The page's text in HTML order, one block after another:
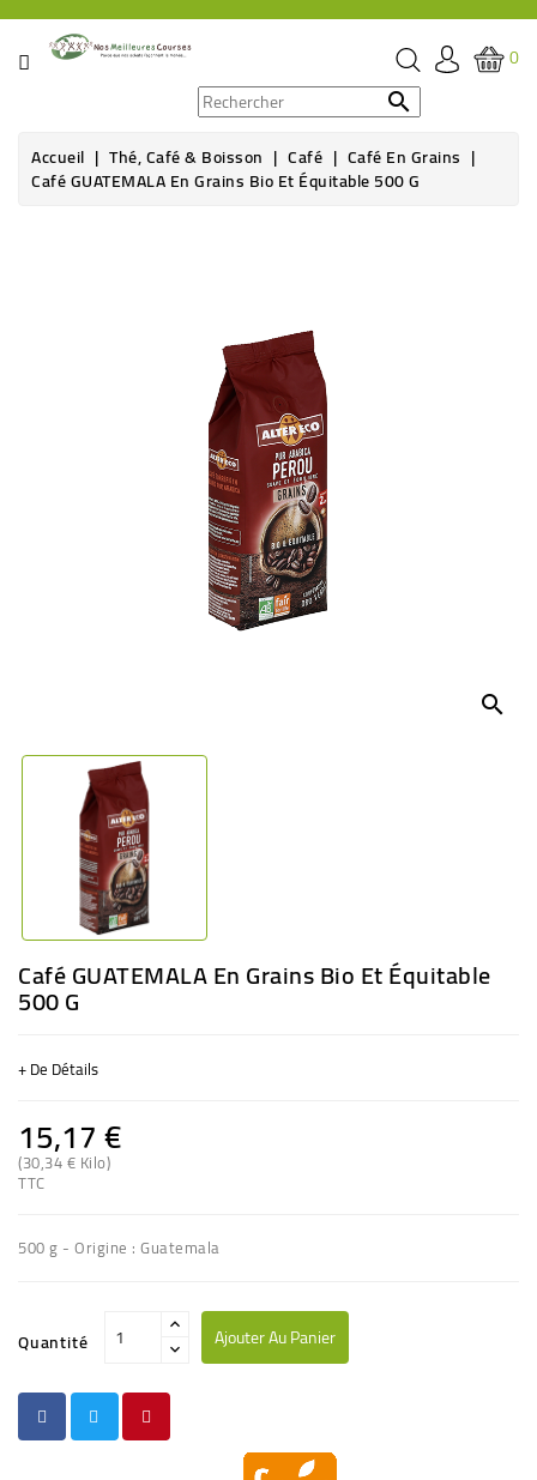
CATÉGORIE
ÉPICERIE
0

Accueil Thé, Café & Boisson Café Café En Grains
Café GUATEMALA En Grains Bio Et Équitable 500 G
search
Café GUATEMALA En Grains Bio Et Équitable
500 G
+ De Détails
15,17 €
(30,34 € Kilo)
TTC
500 g - Origine : Guatemala
Quantité Ajouter Au Panier